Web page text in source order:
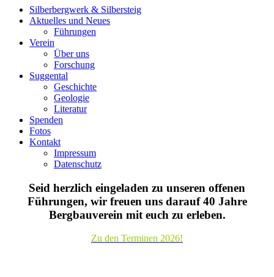
Silberbergwerk & Silbersteig
Aktuelles und Neues
Führungen
Verein
Über uns
Forschung
Suggental
Geschichte
Geologie
Literatur
Spenden
Fotos
Kontakt
Impressum
Datenschutz
Seid herzlich eingeladen zu unseren offenen
Führungen, wir freuen uns darauf 40 Jahre
Bergbauverein mit euch zu erleben.
Zu den Terminen 2026!